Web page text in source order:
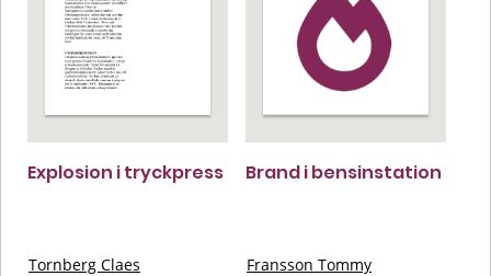
Explosion i tryckpress
Tornberg Claes
Brand i bensinstation
Fransson Tommy